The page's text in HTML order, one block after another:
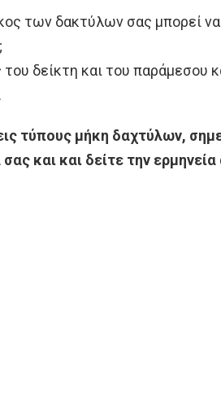
των δακτύλων σας μπορεί
δείκτη και του παράμεσου
τύπους μήκη δαχτύλων,
και και δείτε την